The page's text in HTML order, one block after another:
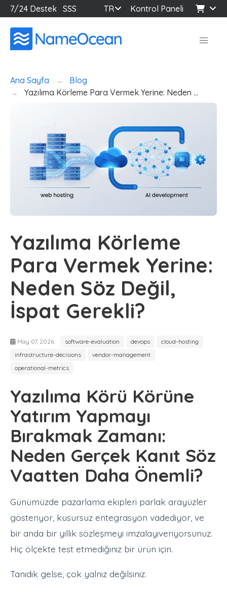
7/24 Destek SSS TR Kontrol Paneli
Ana Sayfa
Blog
Yazılıma Körleme Para Vermek Yerine: Neden …
Yazılıma Körleme
Para Vermek Yerine:
Neden Söz Değil,
İspat Gerekli?
May 07, 2026 software-evaluation devops
cloud-hosting
infrastructure-decisions
vendor-management
operational-metrics
Yazılıma Körü Körüne
Yatırım Yapmayı
Bırakmak Zamanı:
Neden Gerçek Kanıt Söz
Vaatten Daha Önemli?
Günümüzde pazarlama ekipleri parlak arayüzler
gösteriyor, kusursuz entegrasyon vadediyor, ve
bir anda bir yıllık sözleşmeyi imzalayıveriyorsunuz.
Hiç ölçekte test etmediğiniz bir ürün için.
Tanıdık gelse, çok yalnız değilsiniz.